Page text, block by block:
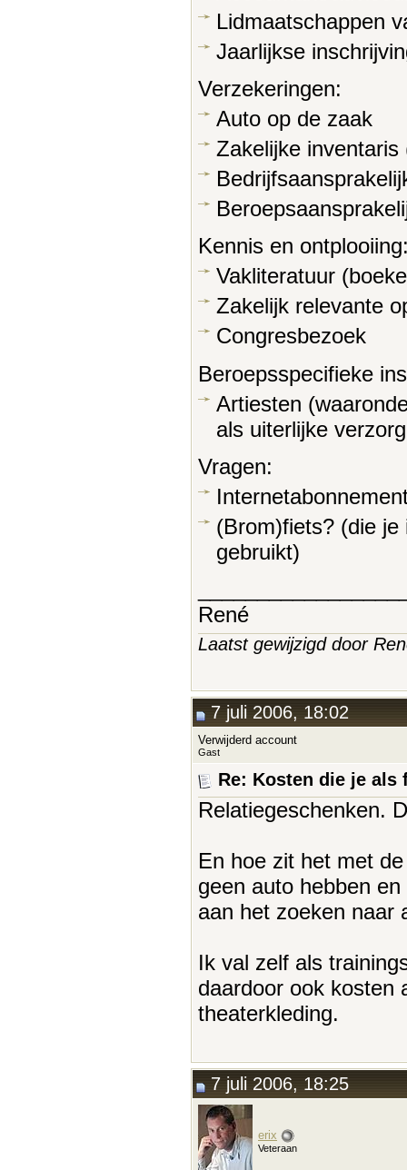
Lidmaatschappen
Jaarlijkse
Verzekeringen:
Auto op de zaak
Zakelijke
Kennis en
Vakliteratuur
Zakelijk relevante
Congresbezoek
Beroepsspecifieke
Artiesten
als uiterlijke
Vragen:
(Brom)fiets? (die
gebruikt)
René
Laatst gewijzigd door
7 juli 2006, 18:02
Verwijderd account
Gast
Re: Kosten die je als
Relatiegeschenken.
En hoe zit het met
geen auto hebben
aan het zoeken
Ik val zelf als
daardoor ook kosten
theaterkleding.
7 juli 2006, 18:25
erix
Veteraan